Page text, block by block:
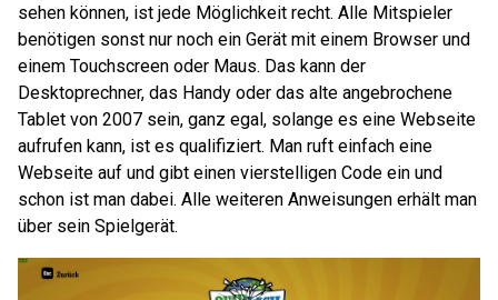
sehen können, ist jede Möglichkeit recht. Alle Mitspieler
benötigen sonst nur noch ein Gerät mit einem Browser und
einem Touchscreen oder Maus. Das kann der
Desktoprechner, das Handy oder das alte angebrochene
Tablet von 2007 sein, ganz egal, solange es eine Webseite
aufrufen kann, ist es qualifiziert. Man ruft einfach eine
Webseite auf und gibt einen vierstelligen Code ein und
schon ist man dabei. Alle weiteren Anweisungen erhält man
über sein Spielgerät.